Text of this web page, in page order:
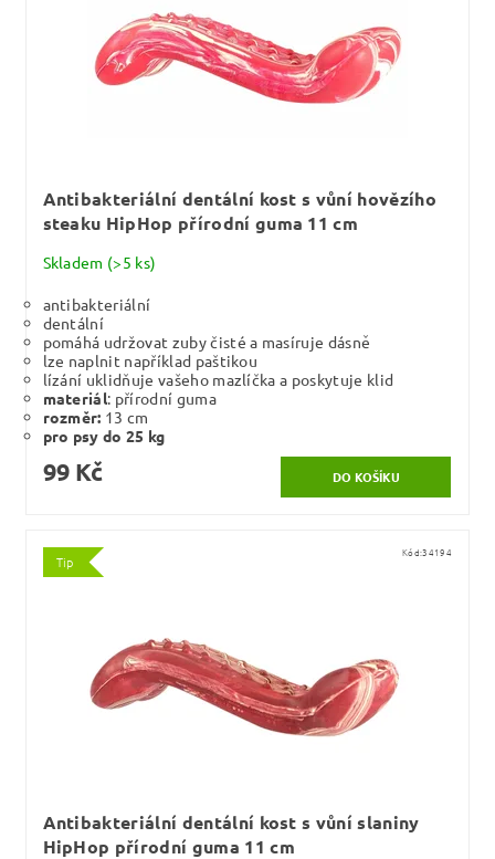
Antibakteriální dentální kost s vůní hovězího
steaku HipHop přírodní guma 11 cm
Skladem (>5 ks)
antibakteriální
dentální
pomáhá udržovat zuby čisté a masíruje dásně
lze naplnit například paštikou
lízání uklidňuje vašeho mazlíčka a poskytuje klid
materiál: přírodní guma
rozměr: 13 cm
pro psy do 25 kg
99 Kč
Tip
Kód:34194
Antibakteriální dentální kost s vůní slaniny
HipHop přírodní guma 11 cm